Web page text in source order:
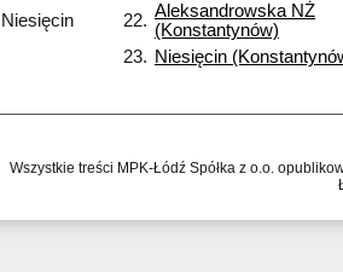
Niesięcin
22. Aleksandrowska NŻ
(Konstantynów)
23. Niesięcin
Wszystkie treści MPK-Łódź Spółka z o.o.